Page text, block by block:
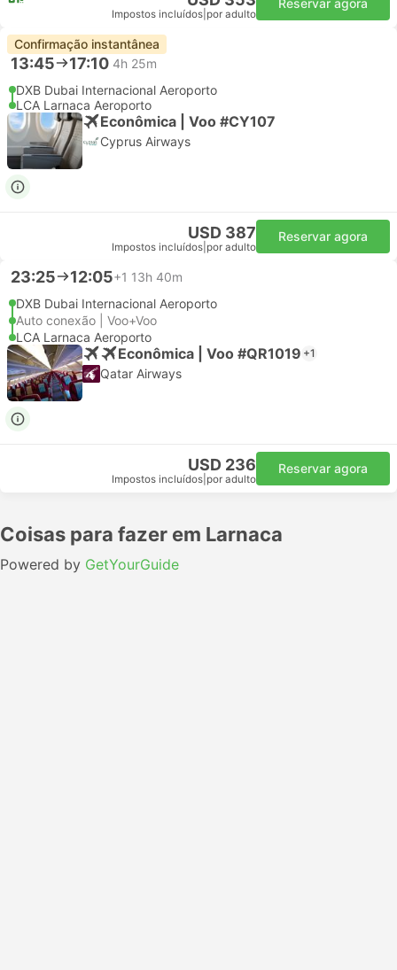
Impostos incluídos por adulto
Reservar agora
Confirmação instantânea
13:45 17:10 4h 25m
DXB Dubai Internacional Aeroporto
LCA Larnaca Aeroporto
Econômica | Voo #CY107
Cyprus Airways
USD 387
Impostos incluídos por adulto
Reservar agora
23:25 12:05+1 13h 40m
DXB Dubai Internacional Aeroporto
Auto conexão | Voo+Voo
LCA Larnaca Aeroporto
Econômica | Voo #QR1019 +1
Qatar Airways
USD 236
Impostos incluídos por adulto
Reservar agora
Coisas para fazer em Larnaca
Powered by GetYourGuide